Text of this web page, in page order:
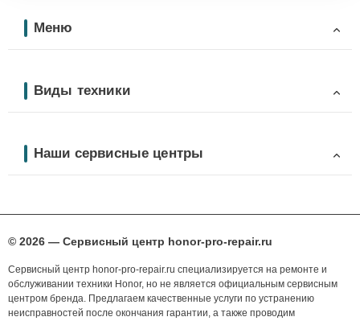
Меню
Виды техники
Наши сервисные центры
© 2026 — Сервисный центр honor-pro-repair.ru
Сервисный центр honor-pro-repair.ru специализируется на ремонте и
обслуживании техники Honor, но не является официальным сервисным
центром бренда. Предлагаем качественные услуги по устранению
неисправностей после окончания гарантии, а также проводим